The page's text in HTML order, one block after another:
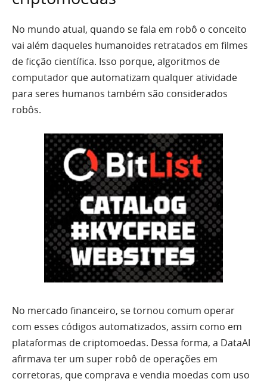
No mundo atual, quando se fala em robô o conceito
vai além daqueles humanoides retratados em filmes
de ficção científica. Isso porque, algoritmos de
computador que automatizam qualquer atividade
para seres humanos também são considerados
robôs.
No mercado financeiro, se tornou comum operar
com esses códigos automatizados, assim como em
plataformas de criptomoedas. Dessa forma, a DataAI
afirmava ter um super robô de operações em
corretoras, que comprava e vendia moedas com uso